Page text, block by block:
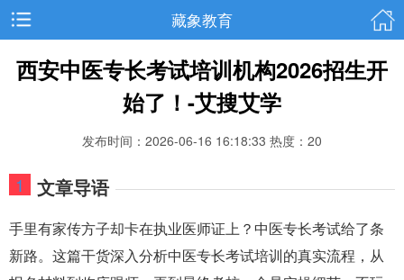
藏象教育
西安中医专长考试培训机构2026招生开
始了！-艾搜艾学
发布时间：2026-06-16 16:18:33 热度：20
1 文章导语
手里有家传方子却卡在执业医师证上？中医专长考试给了条
新路。这篇干货深入分析中医专长考试培训的真实流程，从